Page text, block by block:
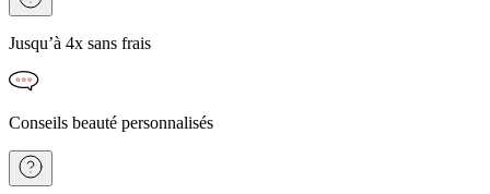
Jusqu’à 4x sans frais
Conseils beauté personnalisés